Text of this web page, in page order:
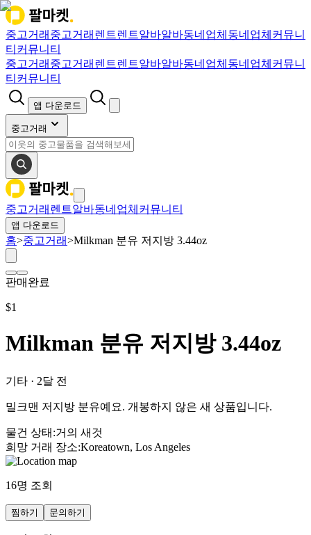
중고거래 중고거래 렌트렌트알바알바동네업체 동네업체 커뮤니
티 커뮤니티
중고거래 중고거래 렌트렌트알바알바동네업체 동네업체 커뮤니
티 커뮤니티
앱 다운로드
중고거래
중고거래 렌트알바동네업체 커뮤니티
앱 다운로드
홈>중고거래>Milkman 분유 저지방 3.44oz
판매완료
$1
Milkman 분유 저지방 3.44oz
기타 · 2달 전
밀크맨 저지방 분유예요. 개봉하지 않은 새 상품입니다.
물건 상태 :거의 새것
희망 거래 장소:Koreatown, Los Angeles
16명 조회
찜하기 문의하기